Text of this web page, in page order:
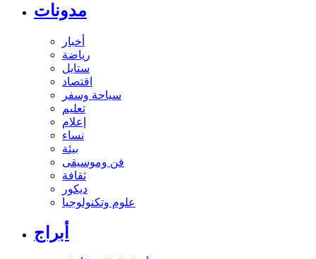
مدونات
أخبار
رياضة
ستايل
اقتصاد
سياحة وسفر
تعليم
إعلام
نساء
بيئة
فن وموسيقى
ثقافة
ديكور
علوم وتكنولوجيا
أبراج